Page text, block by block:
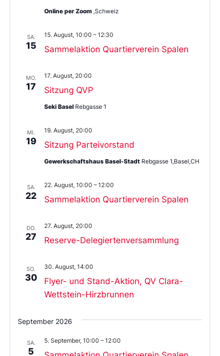
Online per Zoom ,Schweiz
SA.
15 Sammelaktion Quartierverein Spalen
15. August, 10:00 – 12:30
MO.
17 Sitzung QVP
17. August, 20:00
Seki Basel Rebgasse 1
MI.
19 Sitzung Parteivorstand
19. August, 20:00
Gewerkschaftshaus Basel-Stadt Rebgasse 1,Basel,CH
SA.
22 Sammelaktion Quartierverein Spalen
22. August, 10:00 – 12:00
DO.
27 Reserve-Delegiertenversammlung
27. August, 20:00
SO.
30
Flyer- und Stand-Aktion, QV Clara-
Wettstein-Hirzbrunnen
30. August, 14:00
September 2026
SA.
5
5. September, 10:00 – 12:00